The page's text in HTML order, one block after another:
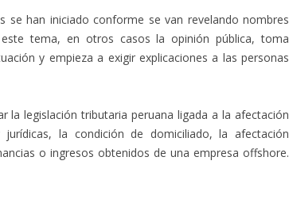
se han iniciado conforme se van revelando nombres
tema, en otros casos la opinión pública, toma
y empieza a exigir explicaciones a las personas
la legislación tributaria peruana ligada a la afectación
la condición de domiciliado, la afectación
o ingresos obtenidos de una empresa offshore.